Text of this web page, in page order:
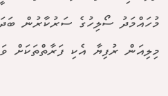
މިލިއަން ރުފިޔާ އެކި ފަރާތްތަކަށް